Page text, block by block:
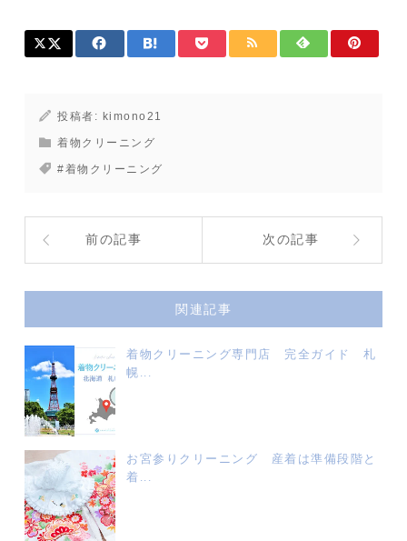
投稿者: kimono21
着物クリーニング
#着物クリーニング
前の記事 次の記事
関連記事
着物クリーニング専門店 完全ガイド 札
幌...
お宮参りクリーニング 産着は準備段階と
着...